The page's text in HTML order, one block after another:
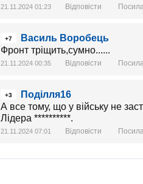
21.11.2024 01:23 Відповісти
+7
Василь Воробець
Фронт тріщить,сумно......
21.11.2024 00:35 Відповісти
+3
Поділля16
А все тому, що у війську не
Лідера **********.
21.11.2024 07:01 Відповісти